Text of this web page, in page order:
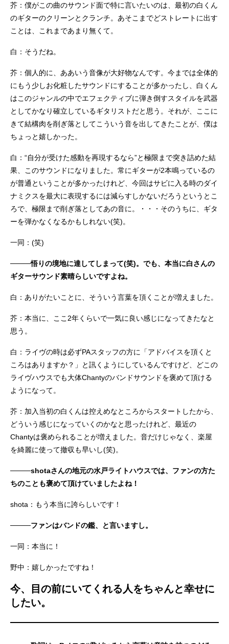
芥：僕がこの曲のサウンド面で特に言いたいのは、最初の白くん
のギターのクリーンとクランチ。あそこまでどストレートに出す
ことは、これまであまり無くて。
白：そうだね。
芥：個人的に、ああいう音像が大好物なんです。今までは全体的
にもう少しお化粧したサウンドにすることが多かったし、白くん
はこのジャンルの中でエフェクティブに弾き倒すスタイルを武器
としてかなり確立しているギタリストだと思う。それが、ここに
きて結構肉を削ぎ落としてこういう音を出してきたことが、僕は
ちょっと嬉しかった。
白：“自分が受けた感動を再現するなら”と極限まで突き詰めた結
果、このサウンドになりました。常にギターが2本鳴っているの
が普通ということが多かったけれど、今回はサビに入る時のダイ
ナミクスを最大に表現するには減らすしかないだろうというとこ
ろで、極限まで削ぎ落としてあの音に。・・・そのうちに、ギタ
ーを弾かなくなるかもしれない(笑)。
一同：(笑)
────悟りの境地に達してしまって(笑)。でも、本当に白さんの
ギターサウンド素晴らしいですよね。
白：ありがたいことに、そういう言葉を頂くことが増えました。
芥：本当に、ここ2年くらいで一気に良い感じになってきたなと
思う。
白：ライヴの時は必ずPAスタッフの方に「アドバイスを頂くと
ころはありますか？」と訊くようにしているんですけど、どこの
ライヴハウスでも大体Chantyのバンドサウンドを褒めて頂ける
ようになって。
芥：加入当初の白くんは控えめなところからスタートしたから、
どういう感じになっていくのかなと思ったけれど、最近の
Chantyは褒められることが増えました。音だけじゃなく、楽屋
を綺麗に使って撤収も早いし(笑)。
────shotaさんの地元の水戸ライトハウスでは、ファンの方た
ちのことも褒めて頂けていましたよね！
shota：もう本当に誇らしいです！
────ファンはバンドの鑑、と言いますし。
一同：本当に！
野中：嬉しかったですね！
今、目の前にいてくれる人をちゃんと幸せに
したい。